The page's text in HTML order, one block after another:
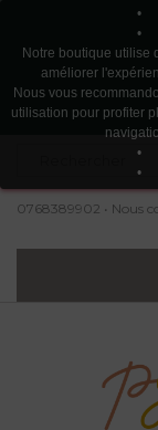
0768389902 • Nous
•
•
Notre boutique utilise
améliorer
Nous vous
utilisation pour profiter
•
•